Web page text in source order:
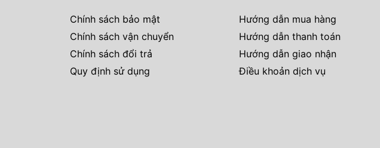
Chính sách bảo mật
Chính sách vận chuyển
Chính sách đổi trả
Quy định sử dụng
Hướng dẫn mua hàng
Hướng dẫn thanh toán
Hướng dẫn giao nhận
Điều khoản dịch vụ